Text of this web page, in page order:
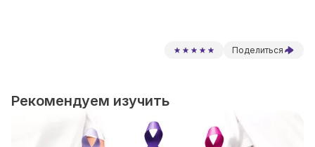
Поделиться
Рекомендуем изучить